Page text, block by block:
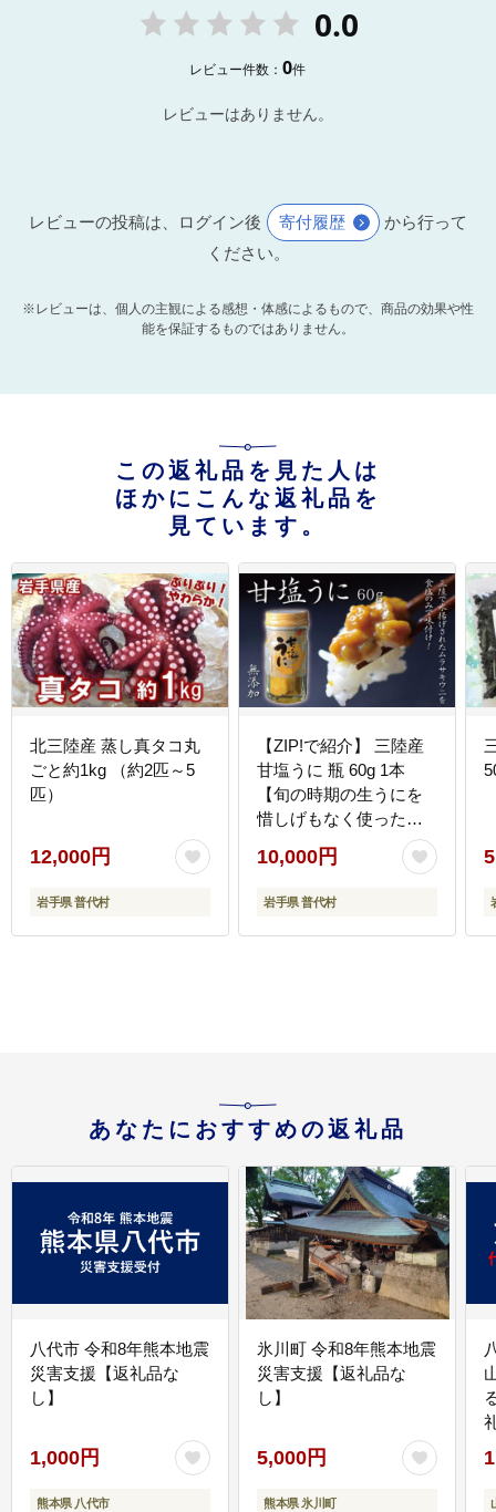
0.0
レビュー件数：0件
レビューはありません。
レビューの投稿は、ログイン後 寄付履歴
から行って
ください。
※レビューは、個人の主観による感想・体感によるもので、商品の効果や性
能を保証するものではありません。
この返礼品を見た人は
ほかにこんな返礼品を
見ています。
北三陸産 蒸し真タコ丸
ごと約1kg （約2匹～5
匹）
12,000円
岩手県 普代村
【ZIP!で紹介】 三陸産
甘塩うに 瓶 60g 1本
【旬の時期の生うにを
惜しげもなく使った逸
品】 岩手県産 国産 ミョ
ウバン不使用
10,000円
岩手県 普代村
あなたにおすすめの返礼品
八代市 令和8年熊本地震
災害支援【返礼品な
し】
1,000円
熊本県 八代市
氷川町 令和8年熊本地震
災害支援【返礼品な
し】
5,000円
熊本県 氷川町